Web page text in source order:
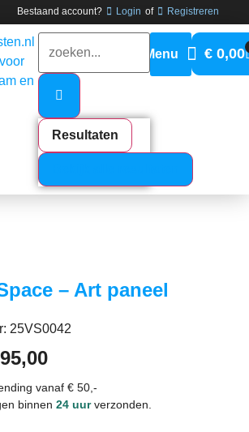
Bestaand account? Login of Registreren
Resultaten
€0,00
– Art paneel
25VS0042
95,00
vanaf € 50,-
binnen 24 uurverzonden.